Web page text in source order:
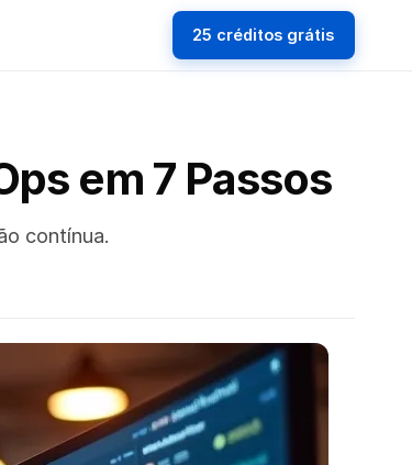
25 créditos grátis
em 7 Passos
contínua.